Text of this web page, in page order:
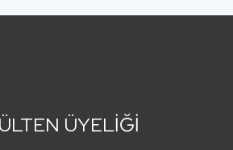
ÜYELİĞİ